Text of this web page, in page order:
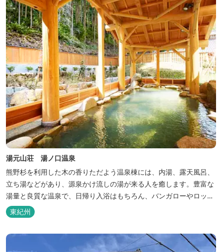
湯元山荘 湯ノ口温泉
熊野杉を利用した木の香りただよう温泉棟には、内湯、露天風呂、
立ち湯などがあり、源泉かけ流しの湯が来る人を癒します。豊富な
湯量と良質な温泉で、日帰り入浴はもちろん、バンガローやロッジ
などの宿泊施設も備えているので、宿泊しながらゆったりと温泉を
楽しむ人も多いです。
東紀州